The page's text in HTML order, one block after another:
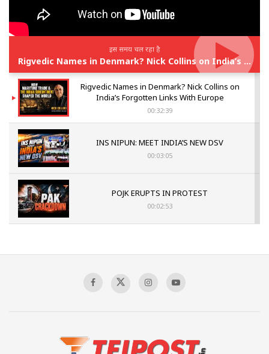
इस समय चल रहा है
Rigvedic Names in Denmark? Nick Collins on India’s Forgotten Links With Europe
Rigvedic Names in Denmark? Nick Collins on
India’s Forgotten Links With Europe
00:32:39
INS NIPUN: MEET INDIA’S NEW DSV
00:03:05
POJK ERUPTS IN PROTEST
00:02:53
Sagar